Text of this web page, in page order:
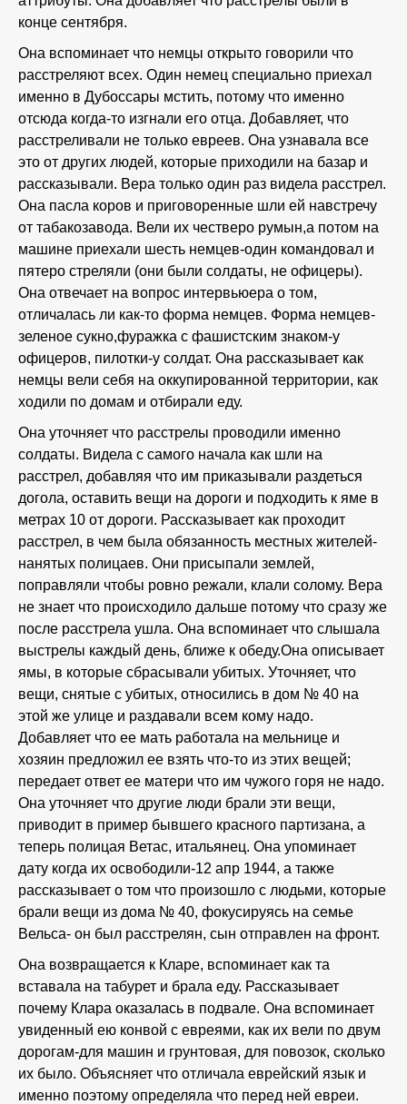
конце сентября.
Она вспоминает что немцы открыто говорили что
расстреляют всех. Один немец специально приехал
именно в Дубоссары мстить, потому что именно
отсюда когда-то изгнали его отца. Добавляет, что
расстреливали не только евреев. Она узнавала все
это от других людей, которые приходили на базар и
рассказывали. Вера только один раз видела расстрел.
Она пасла коров и приговоренные шли ей навстречу
от табакозавода. Вели их честверо румын,а потом на
машине приехали шесть немцев-один командовал и
пятеро стреляли (они были солдаты, не офицеры).
Она отвечает на вопрос интервьюера о том,
отличалась ли как-то форма немцев. Форма немцев-
зеленое сукно,фуражка с фашистским знаком-у
офицеров, пилотки-у солдат. Она рассказывает как
немцы вели себя на оккупированной территории, как
ходили по домам и отбирали еду.
Она уточняет что расстрелы проводили именно
солдаты. Видела с самого начала как шли на
расстрел, добавляя что им приказывали раздеться
догола, оставить вещи на дороги и подходить к яме в
метрах 10 от дороги. Рассказывает как проходит
расстрел, в чем была обязанность местных жителей-
нанятых полицаев. Они присыпали землей,
поправляли чтобы ровно режали, клали солому. Вера
не знает что происходило дальше потому что сразу же
после расстрела ушла. Она вспоминает что слышала
выстрелы каждый день, ближе к обеду.Она описывает
ямы, в которые сбрасывали убитых. Уточняет, что
вещи, снятые с убитых, относились в дом № 40 на
этой же улице и раздавали всем кому надо.
Добавляет что ее мать работала на мельнице и
хозяин предложил ее взять что-то из этих вещей;
передает ответ ее матери что им чужого горя не надо.
Она уточняет что другие люди брали эти вещи,
приводит в пример бывшего красного партизана, а
теперь полицая Ветас, итальянец. Она упоминает
дату когда их освободили-12 апр 1944, а также
рассказывает о том что произошло с людьми, которые
брали вещи из дома № 40, фокусируясь на семье
Вельса- он был расстрелян, сын отправлен на фронт.
Она возвращается к Кларе, вспоминает как та
вставала на табурет и брала еду. Рассказывает
почему Клара оказалась в подвале. Она вспоминает
увиденный ею конвой с евреями, как их вели по двум
дорогам-для машин и грунтовая, для повозок, сколько
их было. Объясняет что отличала еврейский язык и
именно поэтому определяла что перед ней евреи.